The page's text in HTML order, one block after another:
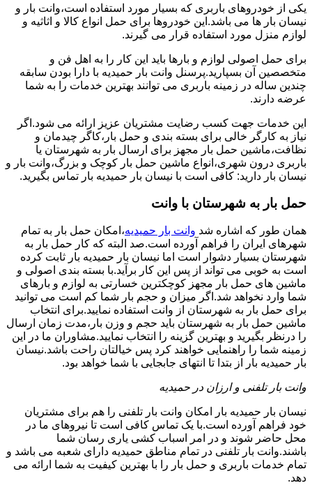
یکی از خودروهای باربری که بسیار مورد استفاده است،وانت بار و
نیسان بار ها می باشد.این خودروها برای حمل انواع کالا و اثاثیه و
لوازم منزل مورد استفاده قرار می گیرند.
برای حمل اصولی لوازم و بارها باید این کار را به اهل فن و
متخصصین آن بسپارید.پرسنل وانت بار حمیدیه با دارا بودن سابقه
چندین ساله در زمینه باربری می توانند بهترین خدمات را به شما
عرضه دارند.
این خدمات جهت کسب رضایت مشتریان عزیز ارائه می شود.اگر
نیاز به کارگر خالی برای بسته بندی و حمل بار،کاگر چیدمان و
نظافت،ماشین حمل بار مجهز برای ارسال بار به شهرستان یا
باربری درون شهری،انواع ماشین حمل بار کوچک و بزرگ،وانت بار و
نیسان بار دارید: کافی است با نیسان بار حمیدیه بار تماس بگیرید.
حمل بار به شهرستان با وانت
همان طور که اشاره شد وانت بار حمیدیه،امکان حمل بار به تمام
شهرهای ایران را فراهم آورده است.صد البته که کار حمل بار به
شهرستان بسیار دشوار است اما نیسان بار حمیدیه بار ثابت کرده
است به خوبی می تواند از پس این کار برآید.با بسته بندی اصولی و
ماشین های حمل بار مجهز کوچکترین خسارتی به لوازم و بارهای
شما وارد نخواهد شد.اگر میزان و حجم بار شما کم است می توانید
برای حمل بار به شهرستان از وانت استفاده نمایید.برای انتخاب
ماشین حمل بار به شهرستان باید حجم و وزن بار،مدت زمان ارسال
را درنظر بگیرید و بهترین گزینه را انتخاب نمایید.مشاوران ما در این
زمینه شما را راهنمایی خواهند کرد پس خیالتان راحت باشد.نیسان
بار حمیدیه بار از بتدا تا انتهای جابجایی با شما خواهد بود.
وانت بار تلفنی و ارزان در حمیدیه
نیسان بار حمیدیه بار امکان وانت بار تلفنی را هم برای مشتریان
خود فراهم آورده است.با یک تماس کافی است تا نیروهای ما در
محل حاضر شوند و در امر اسباب کشی یاری رسان شما
باشند.وانت بار تلفنی در تمام مناطق حمیدیه دارای شعبه می باشد و
تمام خدمات باربری و حمل بار را با بهترین کیفیت به شما ارائه می
دهد.